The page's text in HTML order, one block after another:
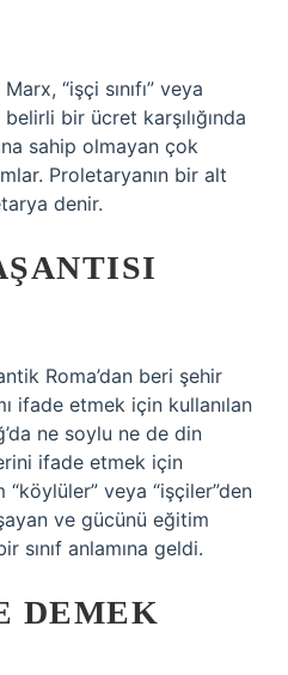
“işçi sınıfı” veya
bir ücret karşılığında
sahip olmayan çok
Proletaryanın bir alt
denir.
Roma’dan beri şehir
ifade etmek için kullanılan
ne soylu ne de din
ifade etmek için
“köylüler” veya “işçiler”den
ve gücünü eğitim
sınıf anlamına geldi.
DEMEK